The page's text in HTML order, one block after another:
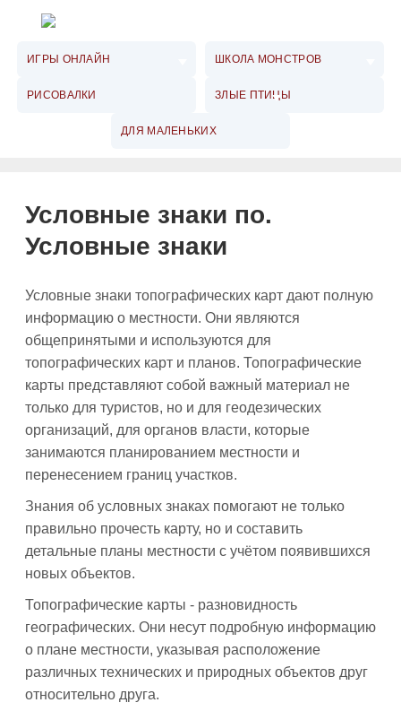
ИГРЫ ОНЛАЙН ШКОЛА МОНСТРОВ
РИСОВАЛКИ ЗЛЫЕ ПТИЦЫ
ДЛЯ МАЛЕНЬКИХ
Условные знаки по.
Условные знаки
Условные знаки топографических карт дают полную
информацию о местности. Они являются
общепринятыми и используются для
топографических карт и планов. Топографические
карты представляют собой важный материал не
только для туристов, но и для геодезических
организаций, для органов власти, которые
занимаются планированием местности и
перенесением границ участков.
Знания об условных знаках помогают не только
правильно прочесть карту, но и составить
детальные планы местности с учётом появившихся
новых объектов.
Топографические карты - разновидность
географических. Они несут подробную информацию
о плане местности, указывая расположение
различных технических и природных объектов друг
относительно друга.